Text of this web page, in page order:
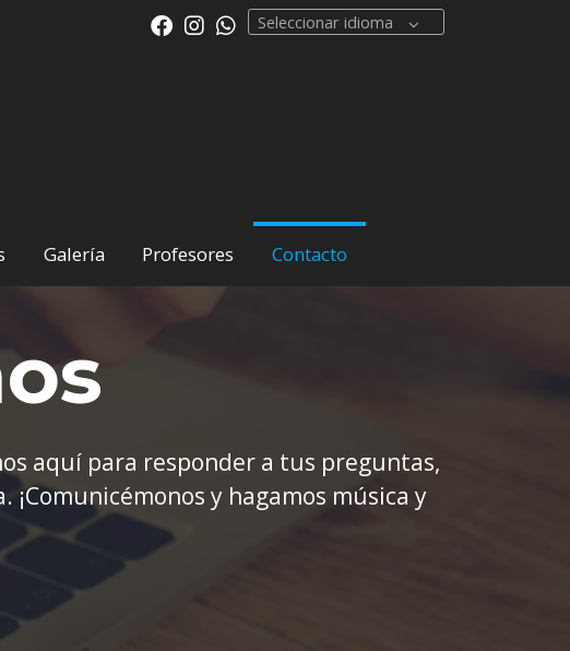
Seleccionar idioma
Galería Profesores Contacto
aquí para responder a tus preguntas,
y hagamos música y